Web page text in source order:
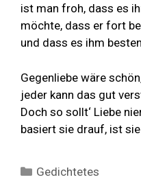
ist man froh, dass es
möchte, dass er fort
und dass es ihm
Gegenliebe wäre
jeder kann das gut
Doch so sollt‘ Liebe
basiert sie drauf, ist sie
Kategorien
Gedichtetes